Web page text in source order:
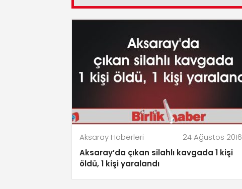
Aksaray Haberleri
24 Ağustos 2016
Aksaray’da çıkan silahlı kavgada 1 kişi
öldü, 1 kişi yaralandı